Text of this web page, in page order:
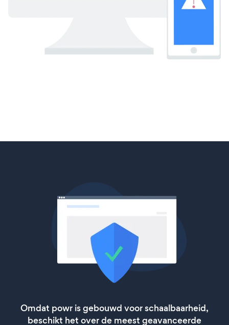
Omdat powr is gebouwd voor schaalbaarheid,
beschikt het over de meest geavanceerde